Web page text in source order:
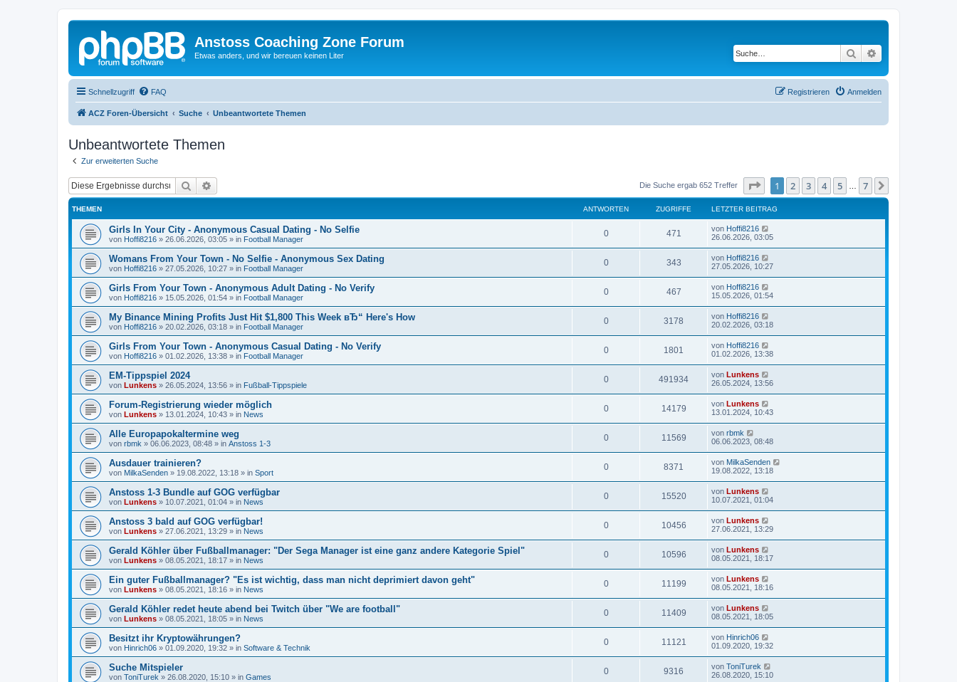
Anstoss Coaching Zone Forum
Etwas anders, und wir bereuen keinen Liter Suche
Schnellzugriff FAQ Anmelden
Registrieren
ACZ Foren-Übersicht Suche Unbeantwortete Themen
Unbeantwortete Themen
Zur erweiterten Suche
Suche Die Suche ergab 652 Treffer Seite von7
1 2 3 4 5 7
THEMEN ANTWORTEN ZUGRIFFE LETZTER BEITRAG
Girls In Your City - Anonymous Casual Dating - No Selfie
von Hoffi8216 » 26.06.2026, 03:05 » in Football Manager
0 471 von Hoffi8216
26.06.2026, 03:05
Womans From Your Town - No Selfie - Anonymous Sex Dating
von Hoffi8216 » 27.05.2026, 10:27 » in Football Manager
0 343 von Hoffi8216
27.05.2026, 10:27
Girls From Your Town - Anonymous Adult Dating - No Verify
von Hoffi8216 » 15.05.2026, 01:54 » in Football Manager
0 467 von Hoffi8216
15.05.2026, 01:54
My Binance Mining Profits Just Hit $1,800 This Week вЂ“ Here's How
von Hoffi8216 » 20.02.2026, 03:18 » in Football Manager
0 3178 von Hoffi8216
20.02.2026, 03:18
Girls From Your Town - Anonymous Casual Dating - No Verify
von Hoffi8216 » 01.02.2026, 13:38 » in Football Manager
0 1801 von Hoffi8216
01.02.2026, 13:38
EM-Tippspiel 2024
von Lunkens » 26.05.2024, 13:56 » in Fußball-Tippspiele
0 491934 von Lunkens
26.05.2024, 13:56
Forum-Registrierung wieder möglich
von Lunkens » 13.01.2024, 10:43 » in News
0 14179 von Lunkens
13.01.2024, 10:43
Alle Europapokaltermine weg
von rbmk » 06.06.2023, 08:48 » in Anstoss 1-3
0 11569 von rbmk
06.06.2023, 08:48
Ausdauer trainieren?
von MilkaSenden » 19.08.2022, 13:18 » in Sport
0 8371 von MilkaSenden
19.08.2022, 13:18
Anstoss 1-3 Bundle auf GOG verfügbar
von Lunkens » 10.07.2021, 01:04 » in News
0 15520 von Lunkens
10.07.2021, 01:04
Anstoss 3 bald auf GOG verfügbar!
von Lunkens » 27.06.2021, 13:29 » in News
0 10456 von Lunkens
27.06.2021, 13:29
Gerald Köhler über Fußballmanager: "Der Sega Manager ist eine ganz andere Kategorie Spiel"
von Lunkens » 08.05.2021, 18:17 » in News
0 10596 von Lunkens
08.05.2021, 18:17
Ein guter Fußballmanager? "Es ist wichtig, dass man nicht deprimiert davon geht"
von Lunkens » 08.05.2021, 18:16 » in News
0 11199 von Lunkens
08.05.2021, 18:16
Gerald Köhler redet heute abend bei Twitch über "We are football"
von Lunkens » 08.05.2021, 18:05 » in News
0 11409 von Lunkens
08.05.2021, 18:05
Besitzt ihr Kryptowährungen?
von Hinrich06 » 01.09.2020, 19:32 » in Software & Technik
0 11121 von Hinrich06
01.09.2020, 19:32
Suche Mitspieler
von ToniTurek » 26.08.2020, 15:10 » in Games
0 9316 von ToniTurek
26.08.2020, 15:10